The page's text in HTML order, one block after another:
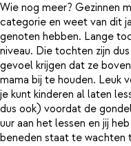
Wie nog meer? Gezinnen
categorie en weet van dit
genoten hebben. Lange
niveau. Die tochten zijn
gevoel krijgen dat ze
mama bij te houden. Leuk
je kunt kinderen al laten
dus ook) voordat de
uur aan het lessen en jij
beneden staat te wachten